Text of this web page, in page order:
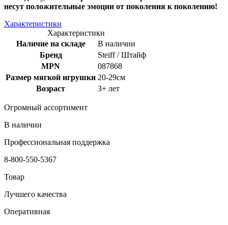
несут положительные эмоции от поколения к поколению!
Характеристики
Характеристики
Наличие на складе
В наличии
Бренд
Steiff / Штайф
MPN
087868
Размер мягкой игрушки 20-29см
Возраст
3+ лет
Огромный ассортимент
В наличии
Профессиональная поддержка
8-800-550-5367
Товар
Лучшего качества
Оперативная